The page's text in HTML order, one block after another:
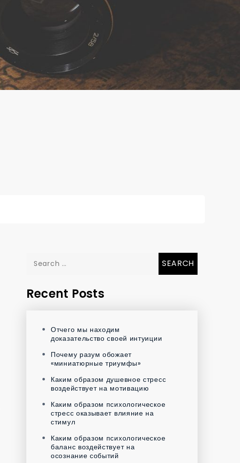
Search
Recent Posts
Отчего мы находим
доказательство своей интуиции
Почему разум обожает
«миниатюрные триумфы»
Каким образом душевное стресс
воздействует на мотивацию
Каким образом психологическое
стресс оказывает влияние на
стимул
Каким образом психологическое
баланс воздействует на
осознание событий